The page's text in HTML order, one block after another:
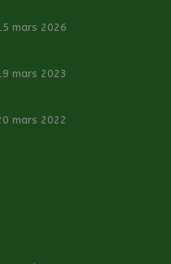
mars 2026
mars 2023
mars 2022